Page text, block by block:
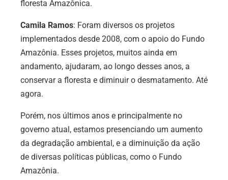
floresta Amazônica.
Camila Ramos: Foram diversos os projetos
implementados desde 2008, com o apoio do Fundo
Amazônia. Esses projetos, muitos ainda em
andamento, ajudaram, ao longo desses anos, a
conservar a floresta e diminuir o desmatamento. Até
agora.
Porém, nos últimos anos e principalmente no
governo atual, estamos presenciando um aumento
da degradação ambiental, e a diminuição da ação
de diversas políticas públicas, como o Fundo
Amazônia.